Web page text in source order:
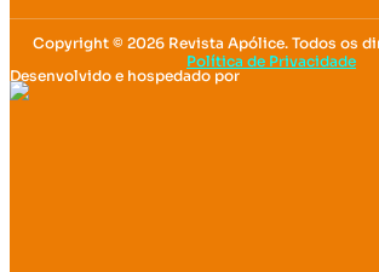
Copyright © 2026 Revista Apólice. Todos os
Política de Privacidade
Desenvolvido e hospedado por